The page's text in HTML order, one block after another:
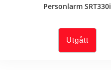
Personlarm SRT330i
Utgått